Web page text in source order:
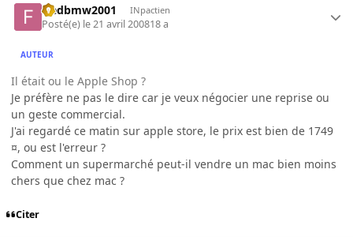
fredbmw2001 INpactien
Posté(e) le 21 avril 200818 a
AUTEUR
Il était ou le Apple Shop ?
Je préfère ne pas le dire car je veux négocier une reprise ou
un geste commercial.
J'ai regardé ce matin sur apple store, le prix est bien de 1749
¤, ou est l'erreur ?
Comment un supermarché peut-il vendre un mac bien moins
chers que chez mac ?
Citer